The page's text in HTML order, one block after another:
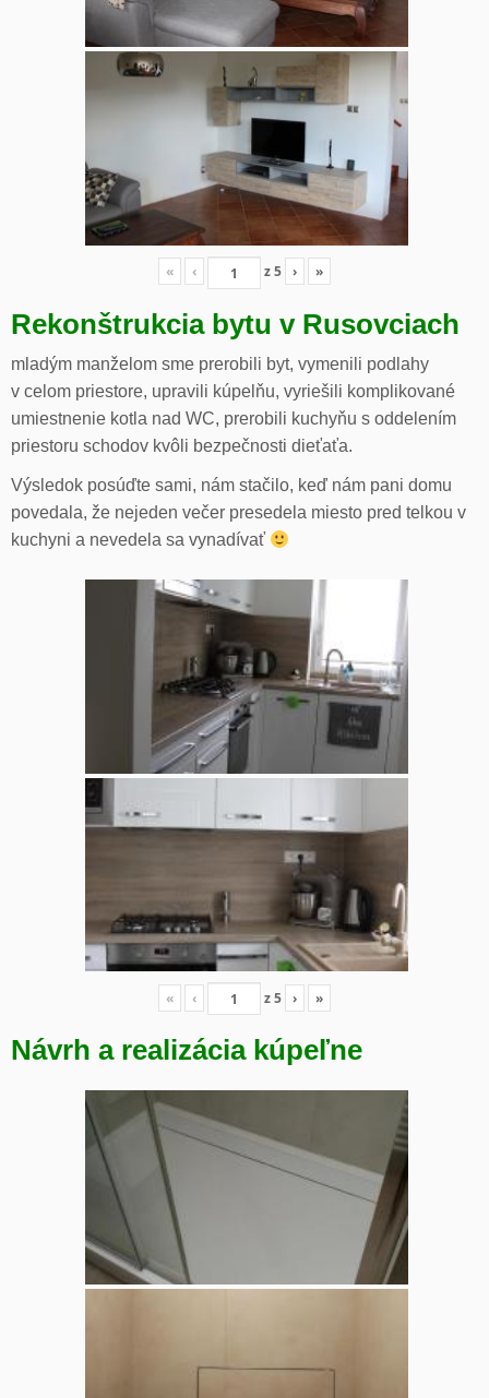
« ‹ z5 › »
Rekonštrukcia bytu v Rusovciach
mladým manželom sme prerobili byt, vymenili podlahy
v celom priestore, upravili kúpelňu, vyriešili komplikované
umiestnenie kotla nad WC, prerobili kuchyňu s oddelením
priestoru schodov kvôli bezpečnosti dieťaťa.
Výsledok posúďte sami, nám stačilo, keď nám pani domu
povedala, že nejeden večer presedela miesto pred telkou v
kuchyni a nevedela sa vynadívať
« ‹ z5 › »
Návrh a realizácia kúpeľne